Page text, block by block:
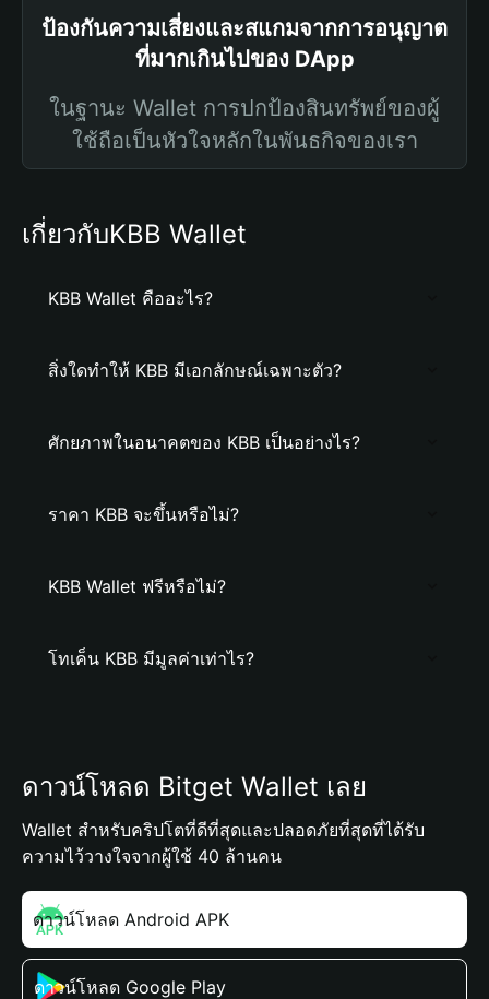
ป้องกันความเสี่ยงและสแกมจากการอนุญาต
ที่มากเกินไปของ DApp
ในฐานะ Wallet การปกป้องสินทรัพย์ของผู้
ใช้ถือเป็นหัวใจหลักในพันธกิจของเรา
เกี่ยวกับKBB Wallet
KBB Wallet คืออะไร?
สิ่งใดทำให้ KBB มีเอกลักษณ์เฉพาะตัว?
ศักยภาพในอนาคตของ KBB เป็นอย่างไร?
ราคา KBB จะขึ้นหรือไม่?
KBB Wallet ฟรีหรือไม่?
โทเค็น KBB มีมูลค่าเท่าไร?
ดาวน์โหลด Bitget Wallet เลย
Wallet สำหรับคริปโตที่ดีที่สุดและปลอดภัยที่สุดที่ได้รับ
ความไว้วางใจจากผู้ใช้ 40 ล้านคน
ดาวน์โหลด Android APK
ดาวน์โหลด Google Play